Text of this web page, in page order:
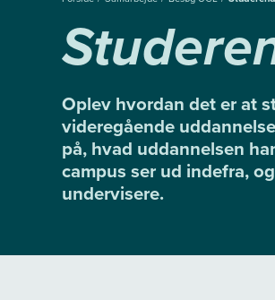
Oplev hvordan det er at
videregående
på, hvad uddannelsen
campus ser ud indefra,
undervisere.